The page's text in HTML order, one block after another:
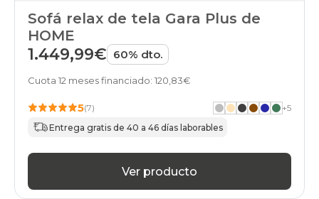
Sofá relax de tela Gara Plus de
HOME
1.449,99€ 60% dto.
Cuota 12 meses financiado: 120,83€
5(7) +5
Entrega gratis de 40 a 46 días laborables
Ver producto